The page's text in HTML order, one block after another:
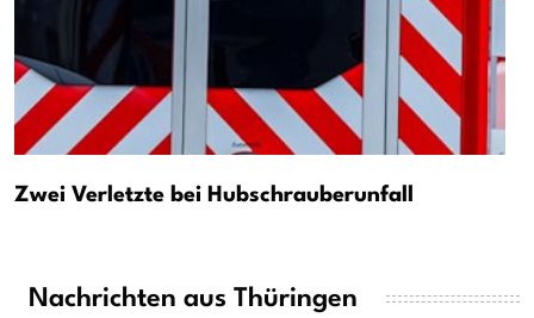
Zwei Verletzte bei Hubschrauberunfall
Nachrichten aus Thüringen